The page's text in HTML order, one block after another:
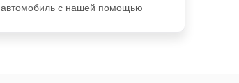
автомобиль с нашей помощью